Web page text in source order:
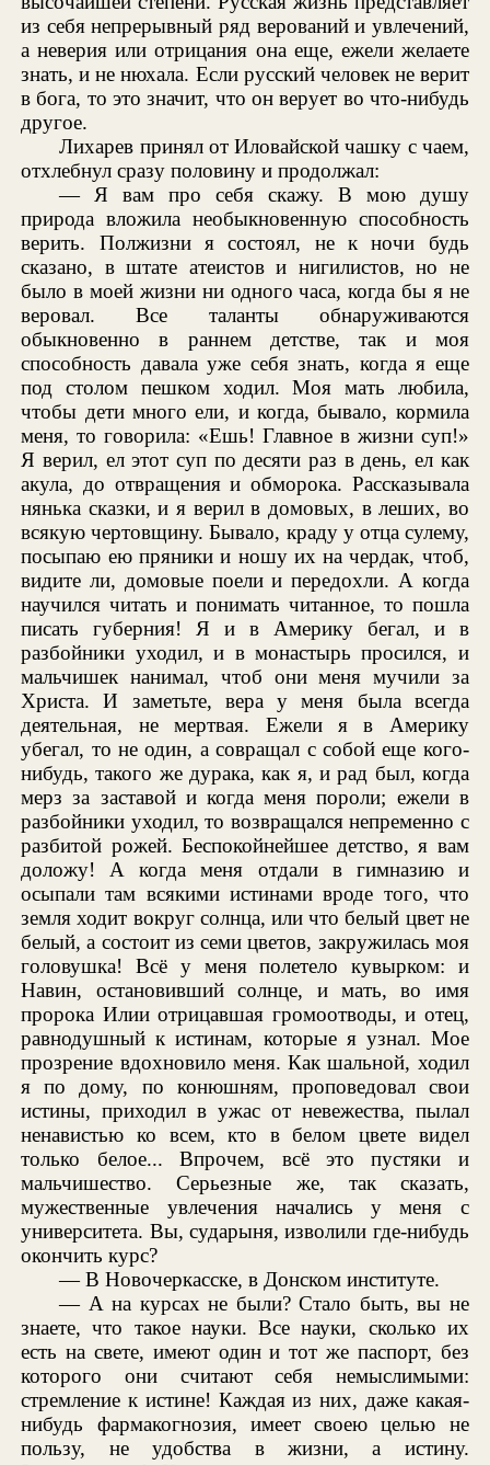
из себя непрерывный ряд верований и увлечений,
а неверия или отрицания она еще, ежели желаете
знать, и не нюхала. Если русский человек не верит
в бога, то это значит, что он верует во что-нибудь
другое.
Лихарев принял от Иловайской чашку с чаем,
отхлебнул сразу половину и продолжал:
— Я вам про себя скажу. В мою душу
природа вложила необыкновенную способность
верить. Полжизни я состоял, не к ночи будь
сказано, в штате атеистов и нигилистов, но не
было в моей жизни ни одного часа, когда бы я не
веровал. Все таланты обнаруживаются
обыкновенно в раннем детстве, так и моя
способность давала уже себя знать, когда я еще
под столом пешком ходил. Моя мать любила,
чтобы дети много ели, и когда, бывало, кормила
меня, то говорила: «Ешь! Главное в жизни суп!»
Я верил, ел этот суп по десяти раз в день, ел как
акула, до отвращения и обморока. Рассказывала
нянька сказки, и я верил в домовых, в леших, во
всякую чертовщину. Бывало, краду у отца сулему,
посыпаю ею пряники и ношу их на чердак, чтоб,
видите ли, домовые поели и передохли. А когда
научился читать и понимать читанное, то пошла
писать губерния! Я и в Америку бегал, и в
разбойники уходил, и в монастырь просился, и
мальчишек нанимал, чтоб они меня мучили за
Христа. И заметьте, вера у меня была всегда
деятельная, не мертвая. Ежели я в Америку
убегал, то не один, а совращал с собой еще кого-
нибудь, такого же дурака, как я, и рад был, когда
мерз за заставой и когда меня пороли; ежели в
разбойники уходил, то возвращался непременно с
разбитой рожей. Беспокойнейшее детство, я вам
доложу! А когда меня отдали в гимназию и
осыпали там всякими истинами вроде того, что
земля ходит вокруг солнца, или что белый цвет не
белый, а состоит из семи цветов, закружилась моя
головушка! Всё у меня полетело кувырком: и
Навин, остановивший солнце, и мать, во имя
пророка Илии отрицавшая громоотводы, и отец,
равнодушный к истинам, которые я узнал. Мое
прозрение вдохновило меня. Как шальной, ходил
я по дому, по конюшням, проповедовал свои
истины, приходил в ужас от невежества, пылал
ненавистью ко всем, кто в белом цвете видел
только белое... Впрочем, всё это пустяки и
мальчишество. Серьезные же, так сказать,
мужественные увлечения начались у меня с
университета. Вы, сударыня, изволили где-нибудь
окончить курс?
— В Новочеркасске, в Донском институте.
— А на курсах не были? Стало быть, вы не
знаете, что такое науки. Все науки, сколько их
есть на свете, имеют один и тот же паспорт, без
которого они считают себя немыслимыми:
стремление к истине! Каждая из них, даже какая-
нибудь фармакогнозия, имеет своею целью не
пользу, не удобства в жизни, а истину.